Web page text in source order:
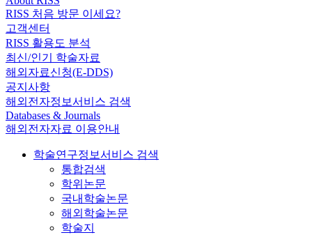
RISS 처음 방문 이세요?
고객센터
RISS 활용도 분석
최신/인기 학술자료
해외자료신청(E-DDS)
공지사항
해외전자정보서비스 검색
Databases & Journals
해외전자자료 이용안내
학술연구정보서비스 검색
통합검색
학위논문
국내학술논문
해외학술논문
학술지